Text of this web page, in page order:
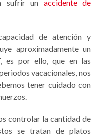
sufrir un accidente de
de atención y
aproximadamente un
es por ello, que en las
vacacionales, nos
tener cuidado con
controlar la cantidad de
se tratan de platos